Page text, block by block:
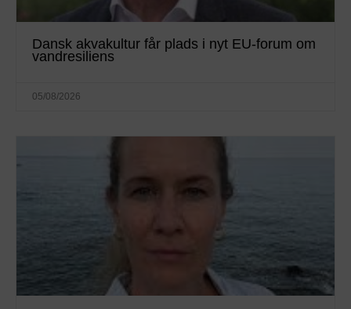
Dansk akvakultur får plads i nyt EU-forum om
vandresiliens
05/08/2026